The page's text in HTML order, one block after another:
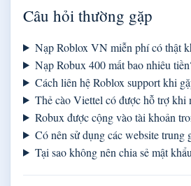
Câu hỏi thường gặp
Nạp Roblox VN miễn phí có thật
Nạp Robux 400 mất bao nhiêu
Cách liên hệ Roblox support khi
Thẻ cào Viettel có được hỗ trợ khi
Robux được cộng vào tài khoản
Có nên sử dụng các website trung
Tại sao không nên chia sẻ mật